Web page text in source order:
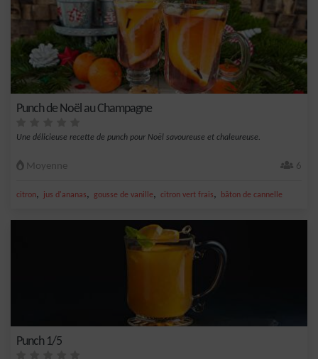
Punch de Noël au Champagne
Une délicieuse recette de punch pour Noël savoureuse et chaleureuse.
Moyenne 6
citron, jus d'ananas, gousse de vanille, citron vert frais, bâton de cannelle
Punch 1/5